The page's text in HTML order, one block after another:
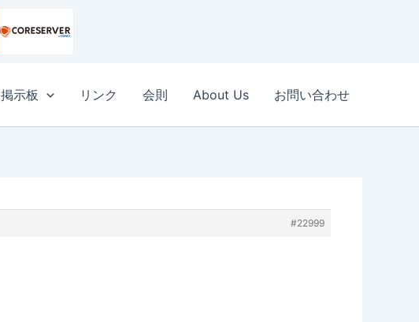
掲示板 リンク 会則 About Us お問い合わせ
#22999